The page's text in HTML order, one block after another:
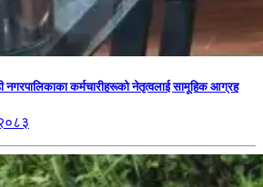
नगरपालिकाका कर्मचारीहरूको नेतृत्वलाई सामूहिक आग्रह